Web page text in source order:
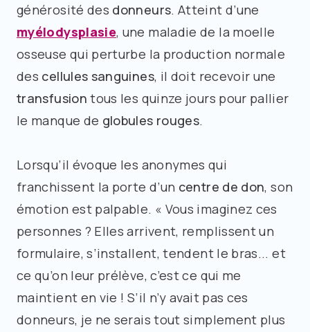
générosité des donneurs. Atteint d’une
myélodysplasie, une maladie de la moelle
osseuse qui perturbe la production normale
des cellules sanguines, il doit recevoir une
transfusion tous les quinze jours pour pallier
le manque de globules rouges.
Lorsqu’il évoque les anonymes qui
franchissent la porte d’un centre de don, son
émotion est palpable. « Vous imaginez ces
personnes ? Elles arrivent, remplissent un
formulaire, s’installent, tendent le bras... et
ce qu’on leur prélève, c’est ce qui me
maintient en vie ! S’il n’y avait pas ces
donneurs, je ne serais tout simplement plus